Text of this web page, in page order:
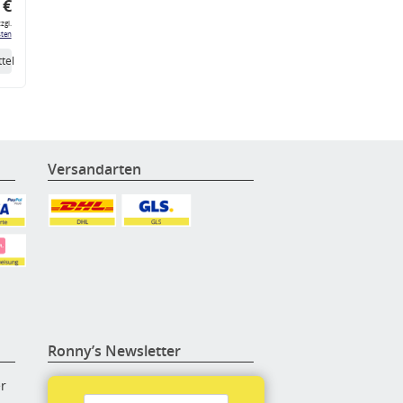
Versandarten
Ronny’s Newsletter